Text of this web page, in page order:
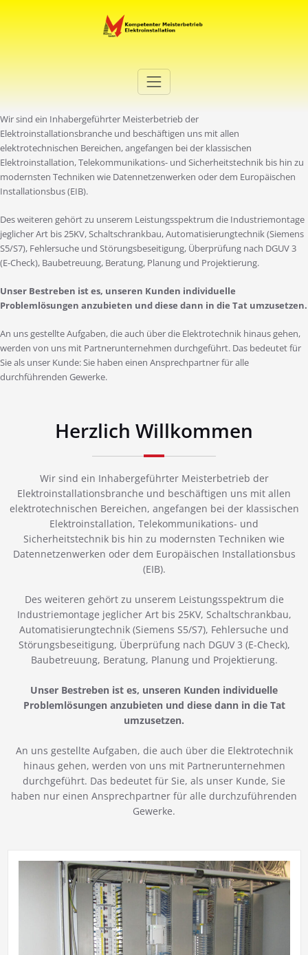
Elektro Martini
Wir sind ein Inhabergeführter Meisterbetrieb der
Elektroinstallationsbranche und beschäftigen uns mit allen
elektrotechnischen Bereichen, angefangen bei der klassischen
Elektroinstallation, Telekommunikations- und Sicherheitstechnik bis hin zu
modernsten Techniken wie Datennetzenwerken oder dem Europäischen
Installationsbus (EIB).
Des weiteren gehört zu unserem Leistungsspektrum die Industriemontage
jeglicher Art bis 25KV, Schaltschrankbau, Automatisierungtechnik (Siemens
S5/S7), Fehlersuche und Störungsbeseitigung, Überprüfung nach DGUV 3
(E-Check), Baubetreuung, Beratung, Planung und Projektierung.
Unser Bestreben ist es, unseren Kunden individuelle
Problemlösungen anzubieten und diese dann in die Tat umzusetzen.
An uns gestellte Aufgaben, die auch über die Elektrotechnik hinaus gehen,
werden von uns mit Partnerunternehmen durchgeführt. Das bedeutet für
Sie als unser Kunde: Sie haben einen Ansprechpartner für alle
durchführenden Gewerke.
Herzlich Willkommen
Wir sind ein Inhabergeführter Meisterbetrieb der
Elektroinstallationsbranche und beschäftigen uns mit allen
elektrotechnischen Bereichen, angefangen bei der klassischen
Elektroinstallation, Telekommunikations- und
Sicherheitstechnik bis hin zu modernsten Techniken wie
Datennetzenwerken oder dem Europäischen Installationsbus
(EIB).
Des weiteren gehört zu unserem Leistungsspektrum die
Industriemontage jeglicher Art bis 25KV, Schaltschrankbau,
Automatisierungtechnik (Siemens S5/S7), Fehlersuche und
Störungsbeseitigung, Überprüfung nach DGUV 3 (E-Check),
Baubetreuung, Beratung, Planung und Projektierung.
Unser Bestreben ist es, unseren Kunden individuelle
Problemlösungen anzubieten und diese dann in die Tat
umzusetzen.
An uns gestellte Aufgaben, die auch über die Elektrotechnik
hinaus gehen, werden von uns mit Partnerunternehmen
durchgeführt. Das bedeutet für Sie, als unser Kunde, Sie
haben nur einen Ansprechpartner für alle durchzuführenden
Gewerke.